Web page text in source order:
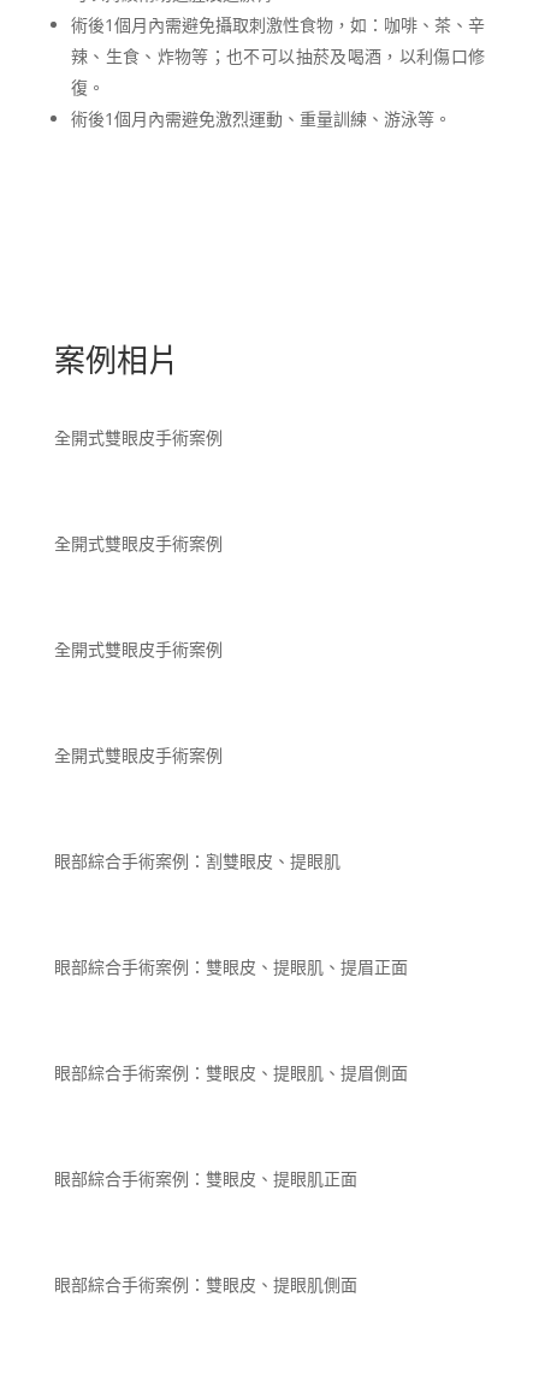
術後1個月內需避免攝取刺激性食物，如：咖啡、茶、辛
辣、生食、炸物等；也不可以抽菸及喝酒，以利傷口修
復。
術後1個月內需避免激烈運動、重量訓練、游泳等。
案例相片
全開式雙眼皮手術案例
全開式雙眼皮手術案例
全開式雙眼皮手術案例
全開式雙眼皮手術案例
眼部綜合手術案例：割雙眼皮、提眼肌
眼部綜合手術案例：雙眼皮、提眼肌、提眉正面
眼部綜合手術案例：雙眼皮、提眼肌、提眉側面
眼部綜合手術案例：雙眼皮、提眼肌正面
眼部綜合手術案例：雙眼皮、提眼肌側面